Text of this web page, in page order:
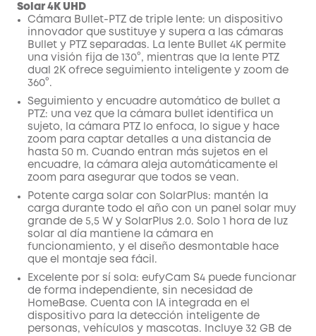
Solar 4K UHD
Cámara Bullet-PTZ de triple lente: un dispositivo
innovador que sustituye y supera a las cámaras
Bullet y PTZ separadas. La lente Bullet 4K permite
una visión fija de 130°, mientras que la lente PTZ
dual 2K ofrece seguimiento inteligente y zoom de
360°.
Seguimiento y encuadre automático de bullet a
PTZ: una vez que la cámara bullet identifica un
sujeto, la cámara PTZ lo enfoca, lo sigue y hace
zoom para captar detalles a una distancia de
hasta 50 m. Cuando entran más sujetos en el
encuadre, la cámara aleja automáticamente el
zoom para asegurar que todos se vean.
Potente carga solar con SolarPlus: mantén la
carga durante todo el año con un panel solar muy
grande de 5,5 W y SolarPlus 2.0. Solo 1 hora de luz
solar al día mantiene la cámara en
funcionamiento, y el diseño desmontable hace
que el montaje sea fácil.
Excelente por sí sola: eufyCam S4 puede funcionar
de forma independiente, sin necesidad de
HomeBase. Cuenta con IA integrada en el
dispositivo para la detección inteligente de
personas, vehículos y mascotas. Incluye 32 GB de